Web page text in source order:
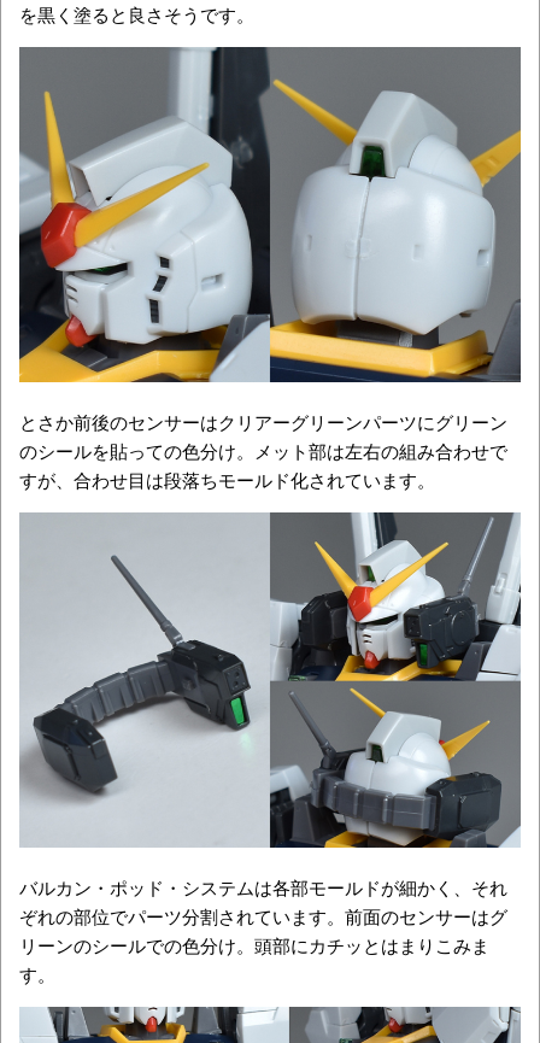
を黒く塗ると良さそうです。
とさか前後のセンサーはクリアーグリーンパーツにグリーン
のシールを貼っての色分け。メット部は左右の組み合わせで
すが、合わせ目は段落ちモールド化されています。
バルカン・ポッド・システムは各部モールドが細かく、それ
ぞれの部位でパーツ分割されています。前面のセンサーはグ
リーンのシールでの色分け。頭部にカチッとはまりこみま
す。